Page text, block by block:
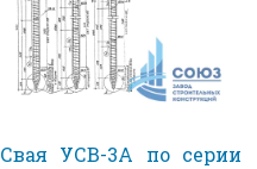
Свая УСВ-3А по серии